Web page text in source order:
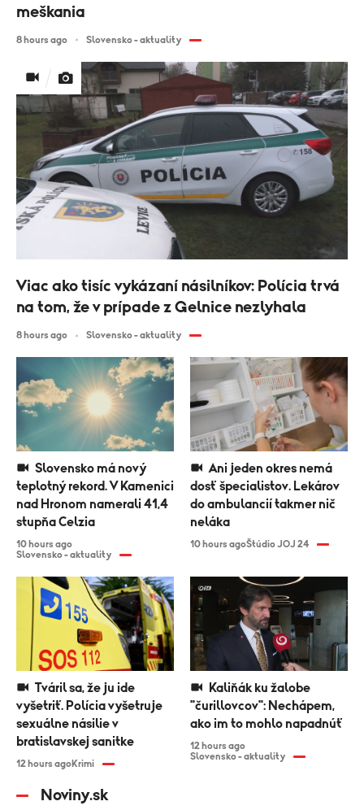
meškania
8 hours ago Slovensko - aktuality
Viac ako tisíc vykázaní násilníkov: Polícia trvá
na tom, že v prípade z Gelnice nezlyhala
8 hours ago Slovensko - aktuality
teplotný rekord. V Kamenici
nad Hronom namerali 41,4
stupňa Celzia
10 hours ago
Slovensko - aktuality
dosť špecialistov. Lekárov
do ambulancií takmer nič
neláka
10 hours agoŠtúdio JOJ 24
vyšetriť. Polícia vyšetruje
sexuálne násilie v
bratislavskej sanitke
12 hours agoKrimi
"čurillovcov": Nechápem,
ako im to mohlo napadnúť
12 hours ago
Slovensko - aktuality
Noviny.sk